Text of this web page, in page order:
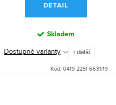
DETAIL
Skladem
Dostupné varianty
+ další
Kód: 0419 2251 6631/19